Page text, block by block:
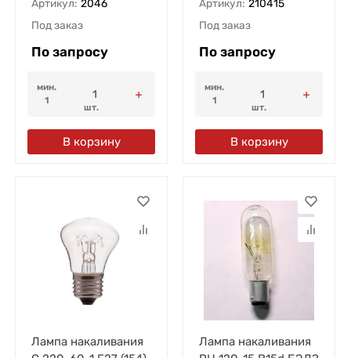
Артикул: 2046
Под заказ
По запросу
мин.
1
шт.
В корзину
Артикул: 210415
Под заказ
По запросу
мин.
1
шт.
В корзину
Лампа накаливания
Лампа накаливания